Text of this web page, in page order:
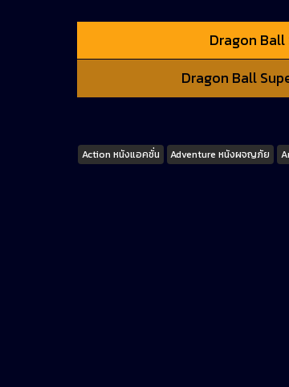
Dragon
Dragon Ball
Tags
Action หนังแอคชั่น Adventure หนังผจญภัย